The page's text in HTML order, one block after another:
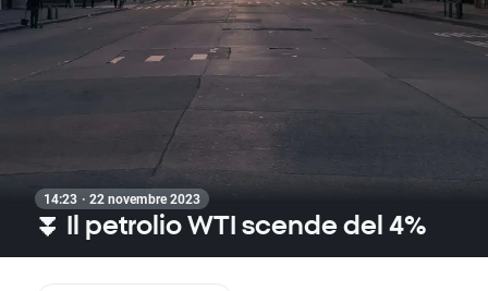
14:23 · 22 novembre 2023
⏬ Il petrolio WTI scende del 4%